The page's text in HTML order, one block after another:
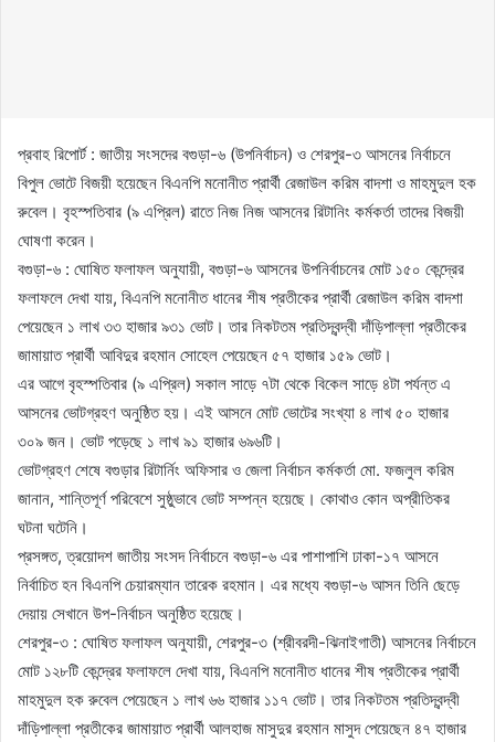
প্রবাহ রিপোর্ট : জাতীয় সংসদের বগুড়া-৬ (উপনির্বাচন) ও শেরপুর-৩ আসনের নির্বাচনে
বিপুল ভোটে বিজয়ী হয়েছেন বিএনপি মনোনীত প্রার্থী রেজাউল করিম বাদশা ও মাহমুদুল হক
রুবেল। বৃহস্পতিবার (৯ এপ্রিল) রাতে নিজ নিজ আসনের রিটানিং কর্মকর্তা তাদের বিজয়ী
ঘোষণা করেন।
বগুড়া-৬ : ঘোষিত ফলাফল অনুযায়ী, বগুড়া-৬ আসনের উপনির্বাচনের মোট ১৫০ কেন্দ্রের
ফলাফলে দেখা যায়, বিএনপি মনোনীত ধানের শীষ প্রতীকের প্রার্থী রেজাউল করিম বাদশা
পেয়েছেন ১ লাখ ৩৩ হাজার ৯৩১ ভোট। তার নিকটতম প্রতিদ্বন্দ্বী দাঁড়িপাল্লা প্রতীকের
জামায়াত প্রার্থী আবিদুর রহমান সোহেল পেয়েছেন ৫৭ হাজার ১৫৯ ভোট।
এর আগে বৃহস্পতিবার (৯ এপ্রিল) সকাল সাড়ে ৭টা থেকে বিকেল সাড়ে ৪টা পর্যন্ত এ
আসনের ভোটগ্রহণ অনুষ্ঠিত হয়। এই আসনে মোট ভোটের সংখ্যা ৪ লাখ ৫০ হাজার
৩০৯ জন। ভোট পড়েছে ১ লাখ ৯১ হাজার ৬৯৬টি।
ভোটগ্রহণ শেষে বগুড়ার রিটার্নিং অফিসার ও জেলা নির্বাচন কর্মকর্তা মো. ফজলুল করিম
জানান, শান্তিপূর্ণ পরিবেশে সুষ্ঠুভাবে ভোট সম্পন্ন হয়েছে। কোথাও কোন অপ্রীতিকর
ঘটনা ঘটেনি।
প্রসঙ্গত, ত্রয়োদশ জাতীয় সংসদ নির্বাচনে বগুড়া-৬ এর পাশাপাশি ঢাকা-১৭ আসনে
নির্বাচিত হন বিএনপি চেয়ারম্যান তারেক রহমান। এর মধ্যে বগুড়া-৬ আসন তিনি ছেড়ে
দেয়ায় সেখানে উপ-নির্বাচন অনুষ্ঠিত হয়েছে।
শেরপুর-৩ : ঘোষিত ফলাফল অনুযায়ী, শেরপুর-৩ (শ্রীবরদী-ঝিনাইগাতী) আসনের নির্বাচনে
মোট ১২৮টি কেন্দ্রের ফলাফলে দেখা যায়, বিএনপি মনোনীত ধানের শীষ প্রতীকের প্রার্থী
মাহমুদুল হক রুবেল পেয়েছেন ১ লাখ ৬৬ হাজার ১১৭ ভোট। তার নিকটতম প্রতিদ্বন্দ্বী
দাঁড়িপাল্লা প্রতীকের জামায়াত প্রার্থী আলহাজ মাসুদুর রহমান মাসুদ পেয়েছেন ৪৭ হাজার